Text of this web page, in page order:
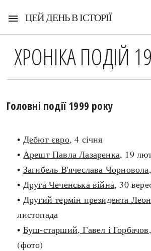
menu ЦЕЙ ДЕНЬ В ІСТОРІЇ
ХРОНІКА ПОДІЙ
Головні події 1999 року
• Дебют євро, 4 січня
• Арешт Павла Лазаренка, 19
• Загибель В'ячеслава Чорновола
• Друга Чеченська війна, 30
• Другий термін президента
листопада
• Буш-старший, Гавел і Горбачов
(фото)